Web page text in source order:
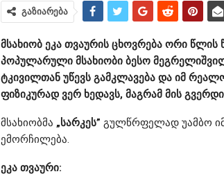
გაზიარება
მსახიობ ეკა თვაურის ცხოვრება ორი
პოპულარული მსახიობი ბესო
ტკივილთან უწევს გამკლავება და იმ
ფიზიკურად ვერ ხედავს, მაგრამ მის
მსახიობმა „სარკეს” გულწრფელად უამბო
ემორჩილება.
ეკა თვაური: